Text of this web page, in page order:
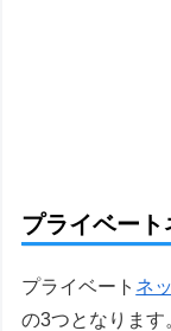
プライベー
プライベート ネ
の3つとなります